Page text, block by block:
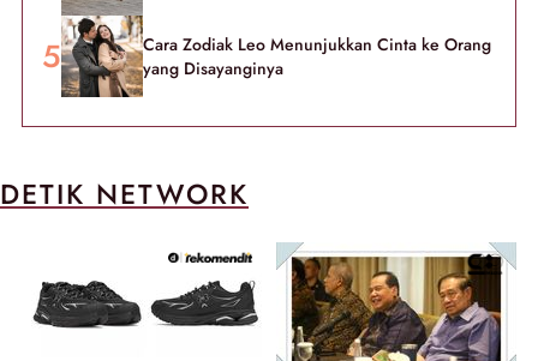
Cara Zodiak Leo Menunjukkan Cinta ke Orang
yang Disayanginya
DETIK NETWORK